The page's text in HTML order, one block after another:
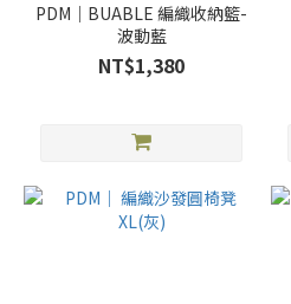
PDM｜BUABLE 編織收納籃-
波動藍
NT$1,380